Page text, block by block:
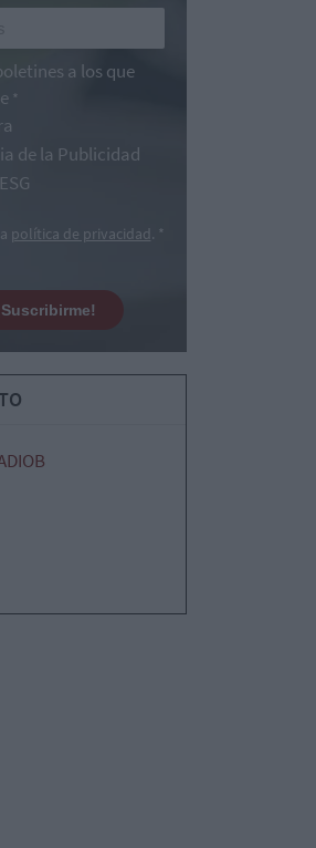
a los que
*
de la Publicidad
política de privacidad. *